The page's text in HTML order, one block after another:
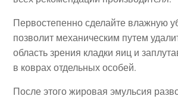
Первостепенно сделайте влажную
позволит механическим путем
область зрения кладки яиц и
в коврах отдельных особей.
После этого жировая эмульсия